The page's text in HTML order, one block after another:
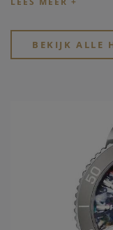
alleen mechanische
generaties lang
voortduren.
We zijn trots op
vergeten het nooit
nieuwe
Oris is gemaakt om
plezier te bieden.
INNOVATIEF EN
BEKIJK ALLE